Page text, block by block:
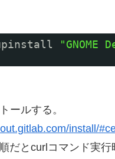
"GNOME
ールする。
install/
だとcurlコマンド実